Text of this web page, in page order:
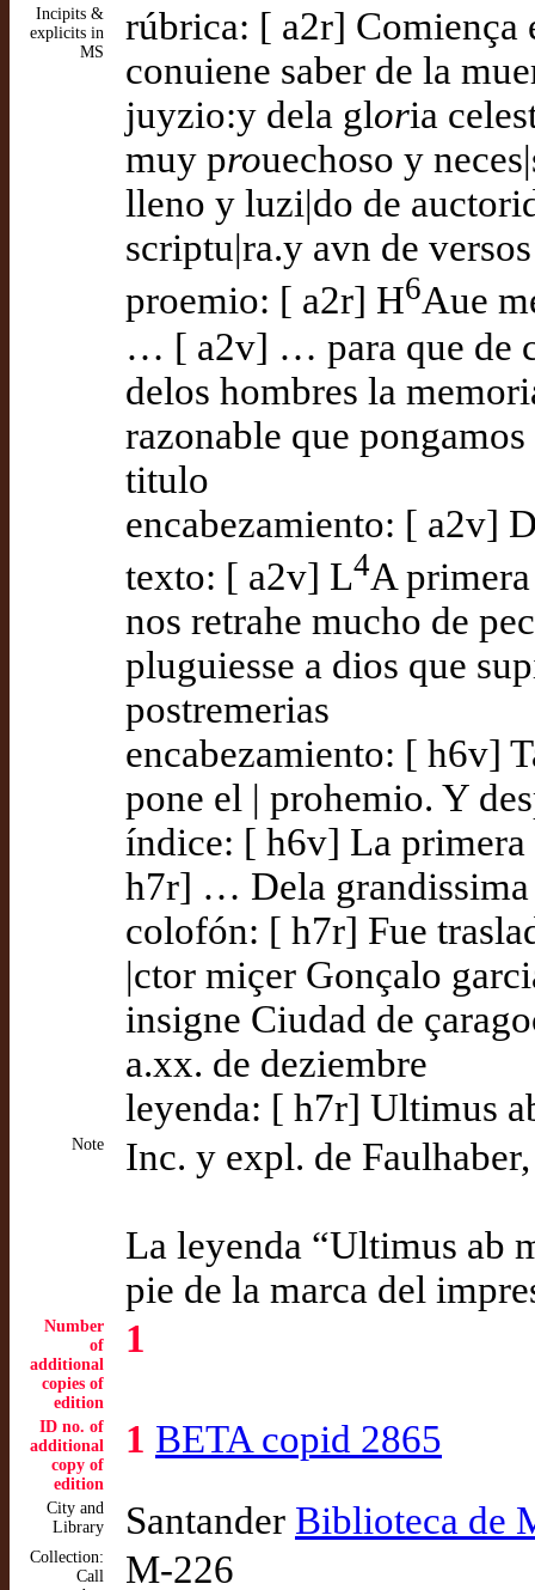
Incipits &
explicits in
MS
rúbrica: [ a2r] Comiença
conuiene saber de la
juyzio:y dela gloria
muy prouechoso y
lleno y luzi|do de
scriptu|ra.y avn de
proemio: [ a2r] H6Aue
… [ a2v] … para que de
delos hombres la
razonable que
titulo
encabezamiento: [ a2v]
texto: [ a2v] L4A
nos retrahe mucho de
pluguiesse a dios que
postremerias
encabezamiento: [ h6v]
pone el | prohemio. Y
índice: [ h6v] La
h7r] … Dela
colofón: [ h7r] Fue
|ctor miçer Gonçalo
insigne Ciudad de
a.xx. de deziembre
leyenda: [ h7r] Ultimus
Note Inc. y expl. de
La leyenda “Ultimus ab
pie de la marca del
Number
of
additional
copies of
edition
1
ID no. of
additional
copy of
edition
1 BETA copid 2865
City and
Library
Santander Biblioteca de
Collection:
Call
M-226